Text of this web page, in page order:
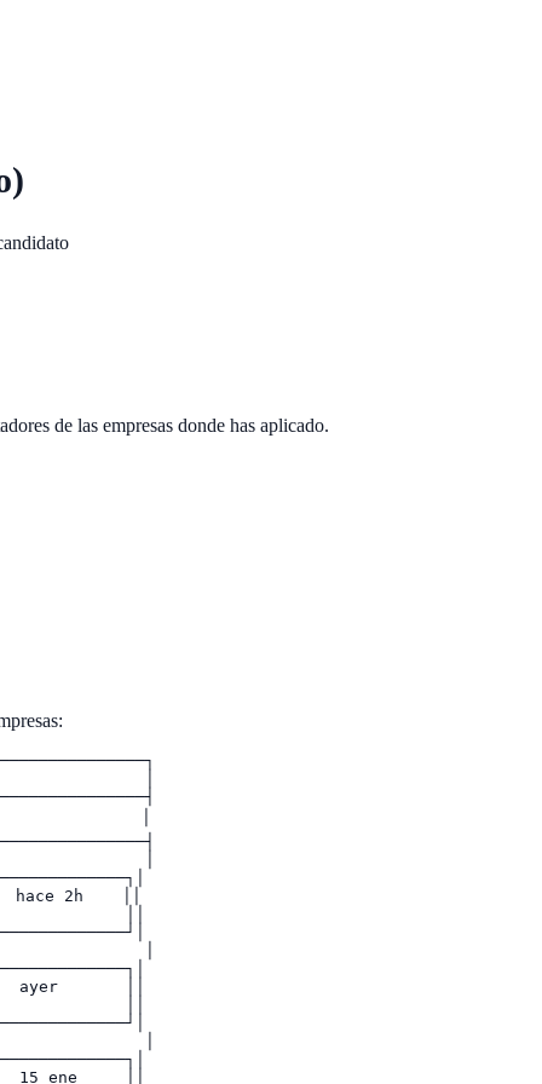
de las empresas donde has aplicado.
│
│
2h    ││
││
ayer       ││
││
15 ene     ││